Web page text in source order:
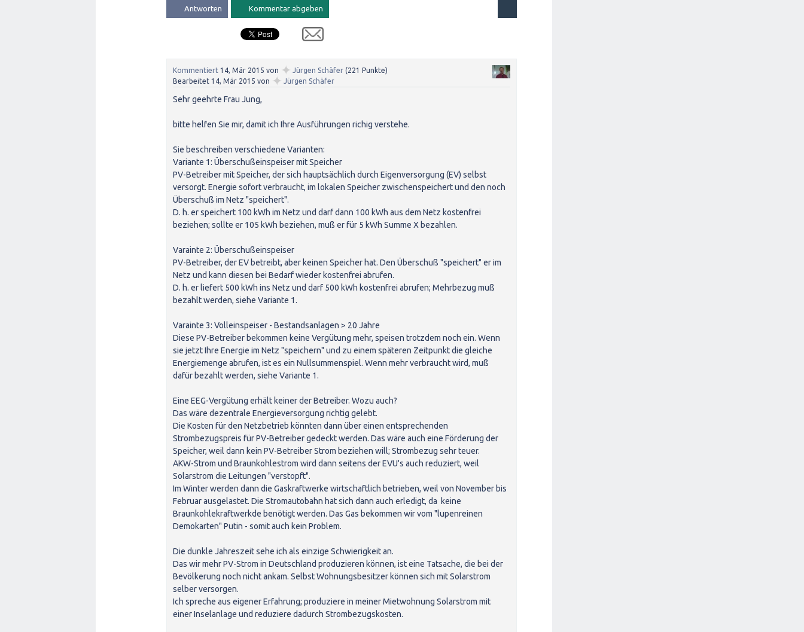
Kommentiert 14, Mär 2015 von ✦ Jürgen Schäfer (221 Punkte)
Bearbeitet 14, Mär 2015 von ✦ Jürgen Schäfer
Sehr geehrte Frau Jung,
bitte helfen Sie mir, damit ich Ihre Ausführungen richig verstehe.
Sie beschreiben verschiedene Varianten:
Variante 1: Überschußeinspeiser mit Speicher
PV-Betreiber mit Speicher, der sich hauptsächlich durch Eigenversorgung (EV) selbst
versorgt. Energie sofort verbraucht, im lokalen Speicher zwischenspeichert und den noch
Überschuß im Netz "speichert".
D. h. er speichert 100 kWh im Netz und darf dann 100 kWh aus dem Netz kostenfrei
beziehen; sollte er 105 kWh beziehen, muß er für 5 kWh Summe X bezahlen.
Varainte 2: Überschußeinspeiser
PV-Betreiber, der EV betreibt, aber keinen Speicher hat. Den Überschuß "speichert" er im
Netz und kann diesen bei Bedarf wieder kostenfrei abrufen.
D. h. er liefert 500 kWh ins Netz und darf 500 kWh kostenfrei abrufen; Mehrbezug muß
bezahlt werden, siehe Variante 1.
Varainte 3: Volleinspeiser - Bestandsanlagen > 20 Jahre
Diese PV-Betreiber bekommen keine Vergütung mehr, speisen trotzdem noch ein. Wenn
sie jetzt Ihre Energie im Netz "speichern" und zu einem späteren Zeitpunkt die gleiche
Energiemenge abrufen, ist es ein Nullsummenspiel. Wenn mehr verbraucht wird, muß
dafür bezahlt werden, siehe Variante 1.
Eine EEG-Vergütung erhält keiner der Betreiber. Wozu auch?
Das wäre dezentrale Energieversorgung richtig gelebt.
Die Kosten für den Netzbetrieb könnten dann über einen entsprechenden
Strombezugspreis für PV-Betreiber gedeckt werden. Das wäre auch eine Förderung der
Speicher, weil dann kein PV-Betreiber Strom beziehen will; Strombezug sehr teuer.
AKW-Strom und Braunkohlestrom wird dann seitens der EVU's auch reduziert, weil
Solarstrom die Leitungen "verstopft".
Im Winter werden dann die Gaskraftwerke wirtschaftlich betrieben, weil von November bis
Februar ausgelastet. Die Stromautobahn hat sich dann auch erledigt, da keine
Braunkohlekraftwerkde benötigt werden. Das Gas bekommen wir vom "lupenreinen
Demokarten" Putin - somit auch kein Problem.
Die dunkle Jahreszeit sehe ich als einzige Schwierigkeit an.
Das wir mehr PV-Strom in Deutschland produzieren können, ist eine Tatsache, die bei der
Bevölkerung noch nicht ankam. Selbst Wohnungsbesitzer können sich mit Solarstrom
selber versorgen.
Ich spreche aus eigener Erfahrung; produziere in meiner Mietwohnung Solarstrom mit
einer Inselanlage und reduziere dadurch Strombezugskosten.